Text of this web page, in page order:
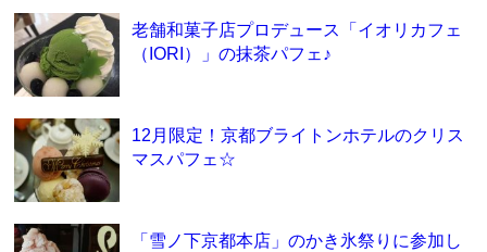
老舗和菓子店プロデュース「イオリカフェ
（IORI）」の抹茶パフェ♪
12月限定！京都ブライトンホテルのクリス
マスパフェ☆
「雪ノ下京都本店」のかき氷祭りに参加し